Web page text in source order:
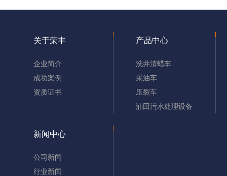
关于荣丰
企业简介
成功案例
资质证书
产品中心
洗井清蜡车
采油车
压裂车
油田污水处理设备
新闻中心
公司新闻
行业新闻